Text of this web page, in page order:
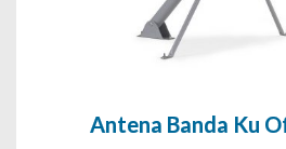
Antena Banda Ku